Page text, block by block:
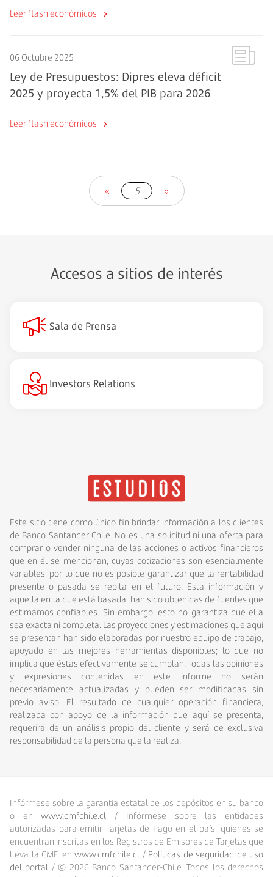
Leer flash económicos
06 Octubre 2025
Ley de Presupuestos: Dipres eleva déficit
2025 y proyecta 1,5% del PIB para 2026
Leer flash económicos
« 5 »
Accesos a sitios de interés
Sala de Prensa
Investors Relations
Este sitio tiene como único fin brindar información a los clientes
de Banco Santander Chile. No es una solicitud ni una oferta para
comprar o vender ninguna de las acciones o activos financieros
que en él se mencionan, cuyas cotizaciones son esencialmente
variables, por lo que no es posible garantizar que la rentabilidad
presente o pasada se repita en el futuro. Esta información y
aquella en la que está basada, han sido obtenidas de fuentes que
estimamos confiables. Sin embargo, esto no garantiza que ella
sea exacta ni completa. Las proyecciones y estimaciones que aquí
se presentan han sido elaboradas por nuestro equipo de trabajo,
apoyado en las mejores herramientas disponibles; lo que no
implica que éstas efectivamente se cumplan. Todas las opiniones
y expresiones contenidas en este informe no serán
necesariamente actualizadas y pueden ser modificadas sin
previo aviso. El resultado de cualquier operación financiera,
realizada con apoyo de la información que aquí se presenta,
requerirá de un análisis propio del cliente y será de exclusiva
responsabilidad de la persona que la realiza.
Infórmese sobre la garantía estatal de los depósitos en su banco
o enwww.cmfchile.cl / Infórmese sobre las entidades
autorizadas para emitir Tarjetas de Pago en el país, quienes se
encuentran inscritas en los Registros de Emisores de Tarjetas que
lleva la CMF, en www.cmfchile.cl / Políticas de seguridad de uso
del portal / © 2026 Banco Santander-Chile. Todos los derechos